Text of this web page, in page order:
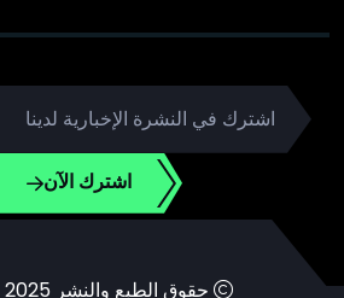
اشترك الآن